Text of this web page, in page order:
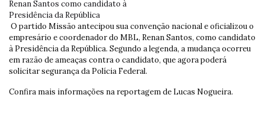
O partido Missão antecipou sua convenção nacional e oficializou o
empresário e coordenador do MBL, Renan Santos, como candidato
à Presidência da República. Segundo a legenda, a mudança ocorreu
em razão de ameaças contra o candidato, que agora poderá
solicitar segurança da Polícia Federal.
Confira mais informações na reportagem de Lucas Nogueira.